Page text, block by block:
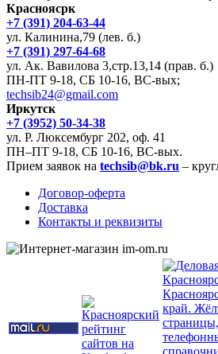
Красноясрк
+7 (391) 204-63-44
ул. Калинина,79 (лев. б.)
+7 (391) 297-64-68
ул. Ак. Вавилова 3,стр.13,14 (прав. б.)
ПН-ПТ 9-18, СБ 10-16, ВС-вых;
techsib24@gmail.com
Иркутск
+7 (3952) 50-34-38
ул. Р. Люксембург 202, оф. 41
ПН–ПТ 9-18, СБ 10-16, ВС-вых.
Прием заявок на techsib@bk.ru –
Договор-оферта
Доставка
Контакты и реквизиты